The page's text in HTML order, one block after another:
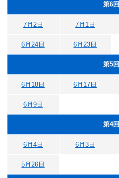
第6回
7月2日 7月1日
6月24日 6月23日
第5回
6月18日 6月17日
6月9日
第4回
6月4日 6月3日
5月26日